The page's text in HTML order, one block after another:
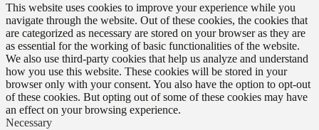
This website uses cookies to improve your experience while you
navigate through the website. Out of these cookies, the cookies that
are categorized as necessary are stored on your browser as they are
as essential for the working of basic functionalities of the website.
We also use third-party cookies that help us analyze and understand
how you use this website. These cookies will be stored in your
browser only with your consent. You also have the option to opt-out
of these cookies. But opting out of some of these cookies may have
an effect on your browsing experience.
Necessary